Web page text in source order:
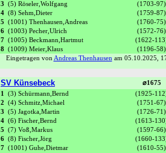
3 (5) Röseler,Wolfgang (1703-97)
4 (8) Sehm,Dieter (1759-87)
5 (1001) Thenhausen,Andreas (1760-75)
6 (1003) Pecher,Ulrich (1572-76)
7 (1005) Beckmann,Hartmut (1622-
8 (1009) Meier,Klaus (1196-58)
Eingetragen vonAndreas Thenhausenam 05.10.2025,
SV Künsebeck ⌀1675
1
(3) Schürmann,Bernd (1925-
2 (4) Schmitz,Michael (1751-67)
3 (5) Jagotka,Martin (1726-71)
4 (6) Fischer,Bernd (1613-
5 (7) Voß,Markus (1597-66)
6 (8) Fischer,Jörg (1660-
7 (1001) Guhe,Dietmar (1610-55)